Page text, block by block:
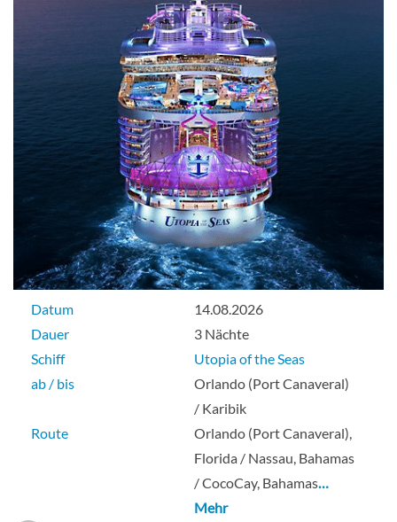
Datum
14.08.2026
Dauer
3 Nächte
Schiff
Utopia of the Seas
ab / bis
Orlando (Port Canaveral)
/ Karibik
Route
Orlando (Port Canaveral),
Florida / Nassau, Bahamas
/ CocoCay, Bahamas…
Mehr